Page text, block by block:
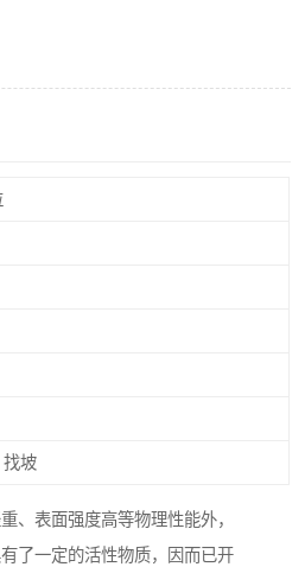
找坡
、表面强度高等物理性能外，
了一定的活性物质，因而已开